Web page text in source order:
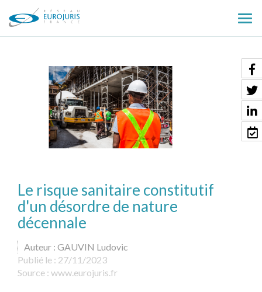
le
Le risque sanitaire constitutif
d'un désordre de nature
décennale
Auteur : GAUVIN Ludovic
Publié le : 27/11/2023
Source : www.eurojuris.fr